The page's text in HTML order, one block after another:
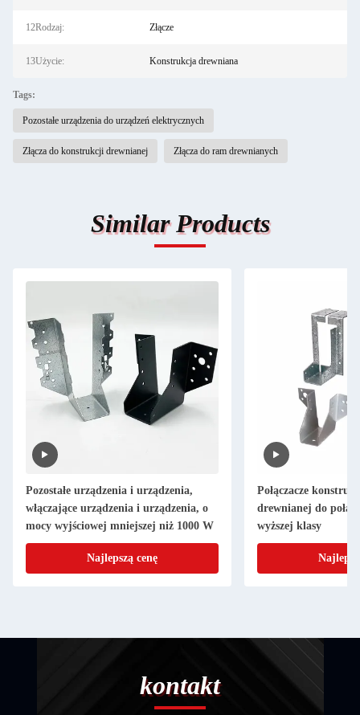
12Rodzaj: Złącze
13Użycie: Konstrukcja drewniana
Tags:
Pozostałe urządzenia do urządzeń elektrycznych
Złącza do konstrukcji drewnianej Złącza do ram drewnianych
Similar Products
Pozostałe urządzenia i urządzenia,
włączające urządzenia i urządzenia, o
mocy wyjściowej mniejszej niż 1000 W
Najlepszą cenę
Połączacze
drewnianej do
wyższej klasy
kontakt